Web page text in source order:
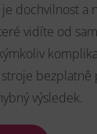
dochvilnost a
vidíte od
bezplatně
výsledek.